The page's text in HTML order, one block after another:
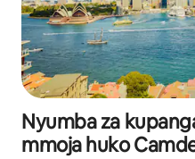
Nyumba za
mmoja huko